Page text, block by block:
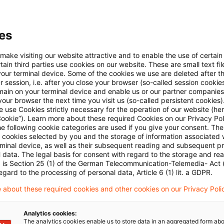
nach § 10 Abs. 1 Nr. 2, 3 und 3a EStG sind
Voraussetzungen - als Sonderausgaben zu
wirtschaftlichen Zusammenhang mit in
Eidgenossenschaft erzielten Einnahmen
ob es sich um Einnahmen aus nichtselbständiger
Schreiben nun Folgendes:
§ 10 Abs. 1 Nr. 2, 3 und 3a EStG , die inkeinem
mit steuerfreien Einnahmen stehen, d.h. keine
auslösende Pflichtbeiträge an einen
weiterhin unter den Voraussetzungen des§ 10 Abs.
zu berücksichtigen. Dazu gehören
Rentenversicherung im Rahmen einer freiwilligen
privaten Kranken- oder Pflegeversicherung sowie
visiting our website attractive and to enable the use of
third parties use cookies on our website. These are small text
terminal device. Some of the cookies we use are deleted after
session, i.e. after you close your browser (so-called session
on your terminal device and enable us or our partner
browser the next time you visit us (so-called persistent
use Cookies strictly necessary for the operation of our website
Learn more about these required Cookies on our Privacy
following cookie categories are used if you give your consent.
cookies selected by you and the storage of information associated
device, as well as their subsequent reading and subsequent
data. The legal basis for consent with regard to the storage and
is Section 25 (1) of the German Telecommunication-Telemedia- Act
to the processing of personal data, Article 6 (1) lit. a GDPR.
about these required cookies and other cookies on our Privacy
Analytics cookies:
The analytics cookies enable us to store data in an aggregated form